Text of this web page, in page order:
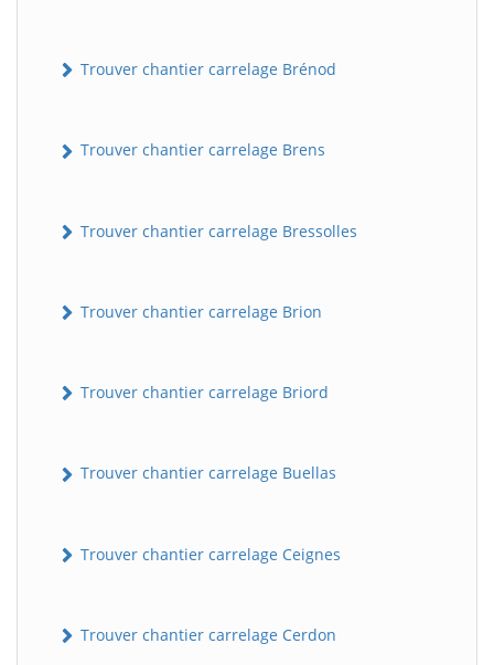
Trouver chantier carrelage Brénod
Trouver chantier carrelage Brens
Trouver chantier carrelage Bressolles
Trouver chantier carrelage Brion
Trouver chantier carrelage Briord
Trouver chantier carrelage Buellas
Trouver chantier carrelage Ceignes
Trouver chantier carrelage Cerdon